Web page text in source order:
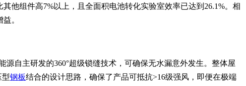
他组件高7%以上，且全面积电池转化实验室效率已达到26.1%。相
。
自主研发的360°超级锁缝技术，可确保无水漏意外发生。整体屋
型钢板结合的设计思路，确保了产品可抵抗>16级强风，即便在极端